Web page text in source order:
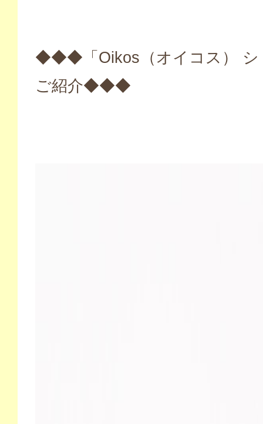
◆◆◆「Oikos（オイコス） シ
ご紹介◆◆◆